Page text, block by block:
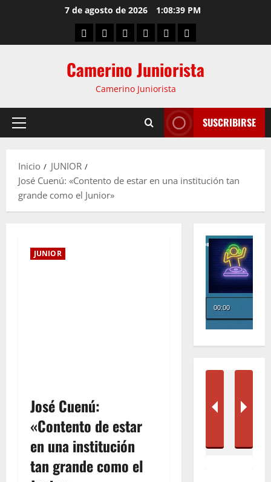
7 de agosto de 2026 1:08:40 PM
Camerino Juniorista
Camerino Juniorista
SUSCRIBIRSE
Inicio
JUNIOR
José Cuenú: «Contento de estar en una institución tan
grande como el Junior»
JUNIOR
José Cuenú:
«Contento de estar
en una institución
tan grande como el